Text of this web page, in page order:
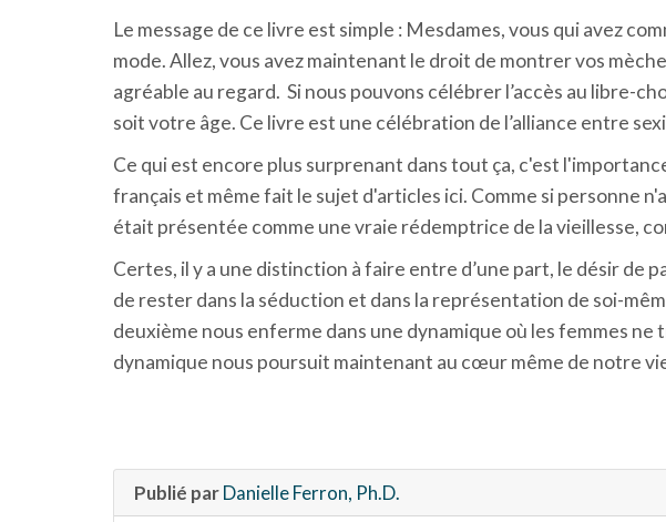
Le message de ce livre est simple : Mesdames, vous qui avez
mode. Allez, vous avez maintenant le droit de montrer vos
agréable au regard. Si nous pouvons célébrer l’accès au libre-
soit votre âge. Ce livre est une célébration de l’alliance entre
Ce qui est encore plus surprenant dans tout ça, c'est
français et même fait le sujet d'articles ici. Comme si personne
était présentée comme une vraie rédemptrice de la vieillesse,
Certes, il y a une distinction à faire entre d’une part, le désir de
de rester dans la séduction et dans la représentation de soi-
deuxième nous enferme dans une dynamique où les femmes
dynamique nous poursuit maintenant au cœur même de notre
Publié parDanielle Ferron, Ph.D.